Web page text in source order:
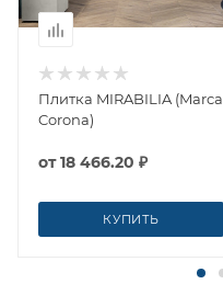
Плитка MIRABILIA (Marca
Corona)
от18 466.20 ₽
КУПИТЬ